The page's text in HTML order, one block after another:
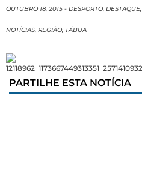
OUTUBRO 18, 2015 - DESPORTO, DESTAQUE,
NOTÍCIAS, REGIÃO, TÁBUA
PARTILHE ESTA NOTÍCIA